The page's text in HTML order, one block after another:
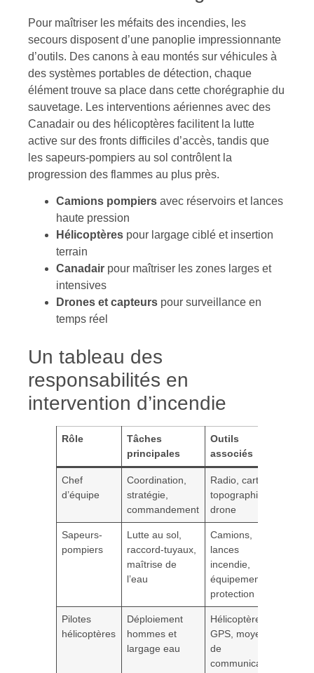
Pour maîtriser les méfaits des incendies, les
secours disposent d’une panoplie impressionnante
d’outils. Des canons à eau montés sur véhicules à
des systèmes portables de détection, chaque
élément trouve sa place dans cette chorégraphie du
sauvetage. Les interventions aériennes avec des
Canadair ou des hélicoptères facilitent la lutte
active sur des fronts difficiles d’accès, tandis que
les sapeurs-pompiers au sol contrôlent la
progression des flammes au plus près.
Camions pompiers avec réservoirs et lances
haute pression
Hélicoptères pour largage ciblé et insertion
terrain
Canadair pour maîtriser les zones larges et
intensives
Drones et capteurs pour surveillance en
temps réel
Un tableau des
responsabilités en
intervention d’incendie
Rôle
Tâches
principales
Outils
associés
Chef
d’équipe
Coordination,
stratégie,
commandement
Radio, carte
topographique,
drone
Sapeurs-
pompiers
Lutte au sol,
raccord-tuyaux,
maîtrise de
l’eau
Camions,
lances
incendie,
équipement de
protection
Pilotes
hélicoptères
Déploiement
hommes et
largage eau
Hélicoptères,
GPS, moyens
de
communication